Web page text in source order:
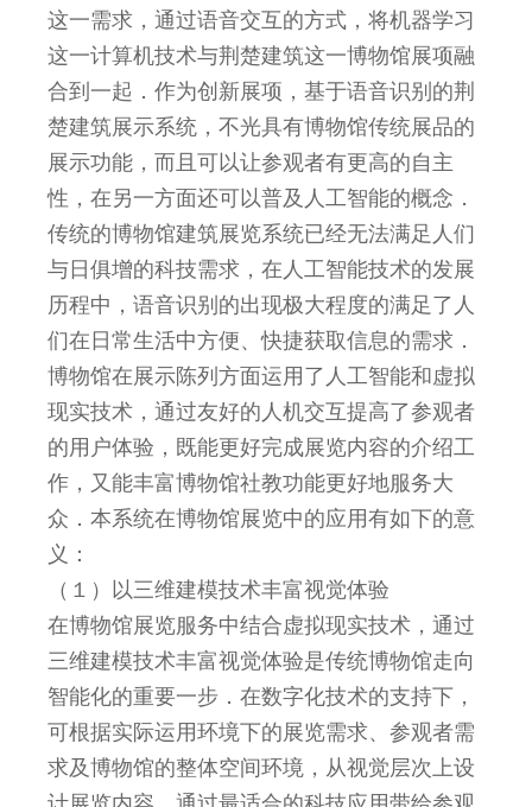
这一需求，通过语音交互的方式，将机器学习
这一计算机技术与荆楚建筑这一博物馆展项融
合到一起．作为创新展项，基于语音识别的荆
楚建筑展示系统，不光具有博物馆传统展品的
展示功能，而且可以让参观者有更高的自主
性，在另一方面还可以普及人工智能的概念．
传统的博物馆建筑展览系统已经无法满足人们
与日俱增的科技需求，在人工智能技术的发展
历程中，语音识别的出现极大程度的满足了人
们在日常生活中方便、快捷获取信息的需求．
博物馆在展示陈列方面运用了人工智能和虚拟
现实技术，通过友好的人机交互提高了参观者
的用户体验，既能更好完成展览内容的介绍工
作，又能丰富博物馆社教功能更好地服务大
众．本系统在博物馆展览中的应用有如下的意
义：
（１）以三维建模技术丰富视觉体验
在博物馆展览服务中结合虚拟现实技术，通过
三维建模技术丰富视觉体验是传统博物馆走向
智能化的重要一步．在数字化技术的支持下，
可根据实际运用环境下的展览需求、参观者需
求及博物馆的整体空间环境，从视觉层次上设